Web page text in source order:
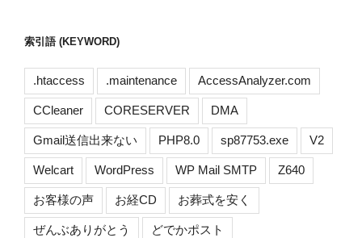
索引語 (KEYWORD)
.htaccess .maintenance AccessAnalyzer.com
CCleaner CORESERVER DMA
Gmail送信出来ない PHP8.0 sp87753.exe V2
Welcart WordPress WP Mail SMTP Z640
お客様の声 お経CD お葬式を安く
ぜんぶありがとう どでかポスト